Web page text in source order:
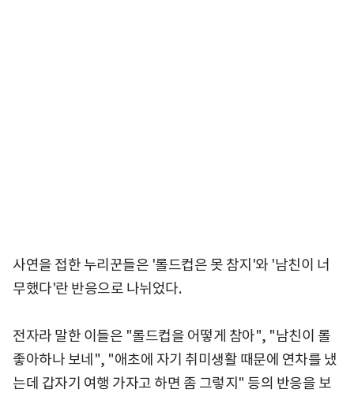
사연을 접한 누리꾼들은 '롤드컵은 못 참지'와 '남친이 너
무했다'란 반응으로 나뉘었다.
전자라 말한 이들은 "롤드컵을 어떻게 참아", "남친이 롤
좋아하나 보네", "애초에 자기 취미생활 때문에 연차를 냈
는데 갑자기 여행 가자고 하면 좀 그렇지" 등의 반응을 보